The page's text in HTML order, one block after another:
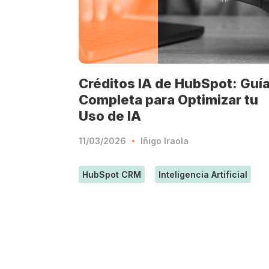
Créditos IA de HubSpot:
Completa para Optimizar tu
Uso de IA
11/03/2026 Iñigo Iraola
HubSpot CRM Inteligencia Artificial